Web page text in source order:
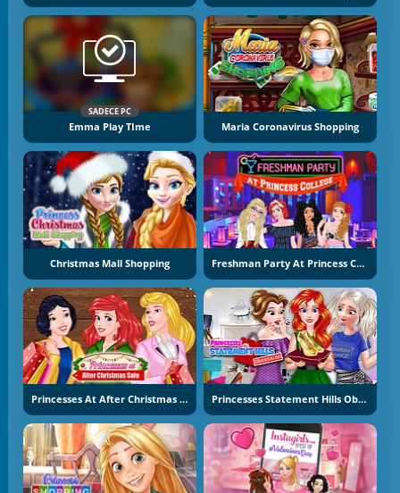
SADECE PC
Emma Play TIme Maria Coronavirus Shopping
Christmas Mall Shopping Freshman Party At Princess College
Princesses At After Christmas Sale Princesses Statement Hills Obsession